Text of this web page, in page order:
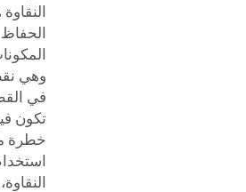
وهي
في
تكون
خطرة